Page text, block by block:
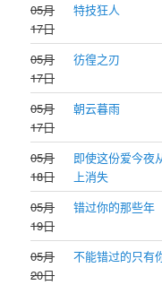
05月
17日
特技狂人
05月
17日
彷徨之刃
05月
17日
朝云暮雨
05月
18日
即使这份爱今夜
上消失
05月
19日
错过你的那些年
05月
20日
不能错过的只有